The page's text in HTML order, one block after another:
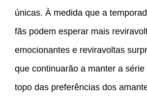
únicas. À medida que a
fãs podem esperar mais
emocionantes e reviravoltas
que continuarão a manter a série
topo das preferências dos